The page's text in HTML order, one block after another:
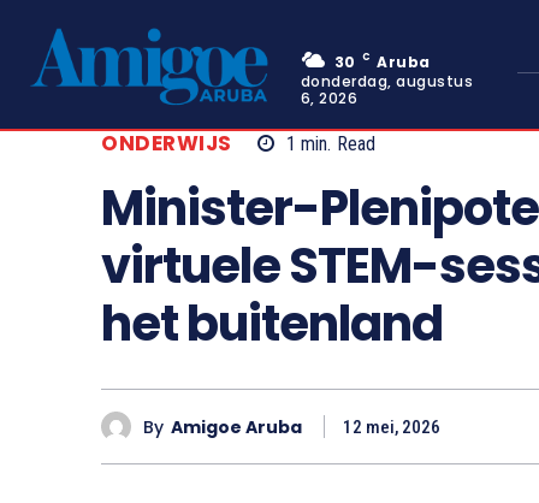
30 C Aruba
donderdag, augustus
6, 2026
ONDERWIJS 1 min. Read
Minister-
virtuele STEM-
het buitenland
By Amigoe Aruba 12 mei, 2026